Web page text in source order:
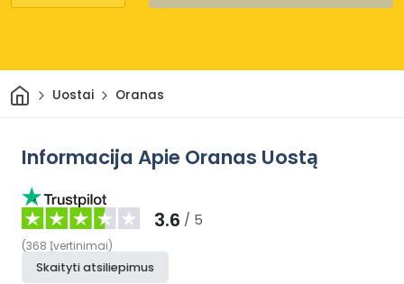
Pradžia
Uostai Oranas
Informacija Apie Oranas Uostą
3.6 / 5
(368 Įvertinimai)
Skaityti atsiliepimus